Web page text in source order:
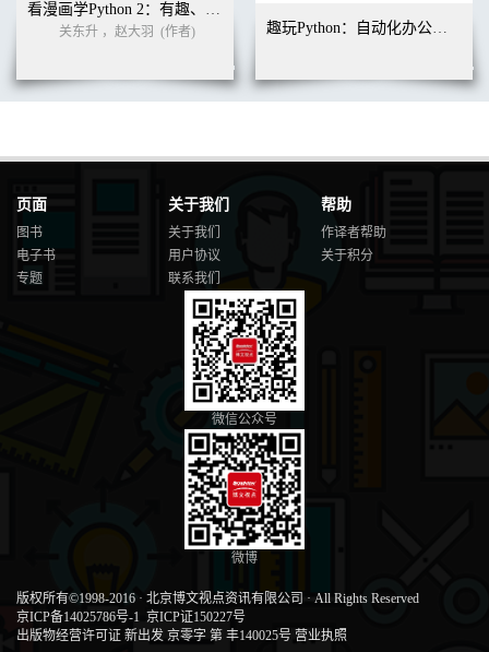
9.4.1 RSI取值的大小 351
9.4.2 RSI策略 351
9.4.4 案例9-5：A股版RSI策略 357
9.5 基石、策略与灵感 358
10.2.1 大盘指数文件升级 366
10.2.2 大盘指数内存数据库 367
10.2.3 扩展zwQuantX类变量 368
10.2.4 大盘指数读取函数 368
10.2.5 案例10-2：读取指数 369
10.2.7 案例10-3：inxCut数据切割 372
10.3.1 案例10-4：整合设置 375
10.3.2 案例10-5：修改指数代码 376
10.3.3 修改sta_dataPre0xtim函数 377
10.3.4 案例10-6：整合数据切割 380
案例10-7：SMA均线扩展策略 384
10.5.3 修改回溯主函数zwBackTest 387
10.5.4 案例10-8：波动率 390
看漫画学Python 2：有趣、有料、好玩、好用（全彩进阶版）
关东升 ，赵大羽 (作者) 趣玩Python：自动化办公真简单（双色+视频版）
页面
图书
电子书
专题
关于我们
关于我们
用户协议
联系我们
帮助
作译者帮助
关于积分
微信公众号
微博
版权所有©1998-2016 · 北京博文视点资讯有限公司 · All Rights Reserved
京ICP备14025786号-1 京ICP证150227号
出版物经营许可证 新出发 京零字 第 丰140025号 营业执照